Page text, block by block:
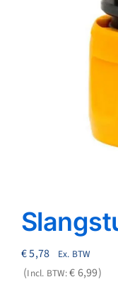
€5,78
Ex. BTW
Incl. BTW:€6,99